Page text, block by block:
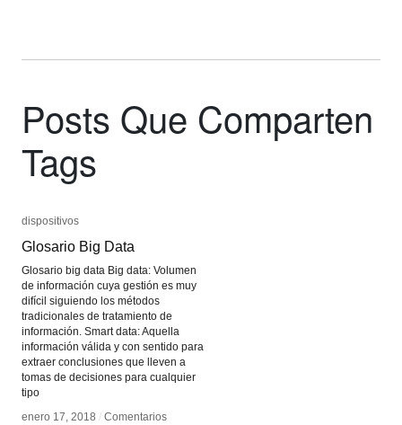
Posts Que Comparten
Tags
dispositivos
Glosario Big Data
Glosario big data Big data: Volumen
de información cuya gestión es muy
difícil siguiendo los métodos
tradicionales de tratamiento de
información. Smart data: Aquella
información válida y con sentido para
extraer conclusiones que lleven a
tomas de decisiones para cualquier
tipo
enero 17, 2018 / Comentarios
dispositivos
Glosario Big Data
enero 17, 2018 / Comentarios